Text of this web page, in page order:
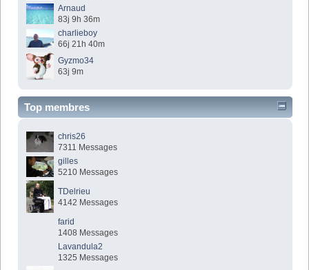
Arnaud
83j 9h 36m
charlieboy
66j 21h 40m
Gyzmo34
63j 9m
Top membres
chris26
7311 Messages
gilles
5210 Messages
TDelrieu
4142 Messages
farid
1408 Messages
Lavandula2
1325 Messages